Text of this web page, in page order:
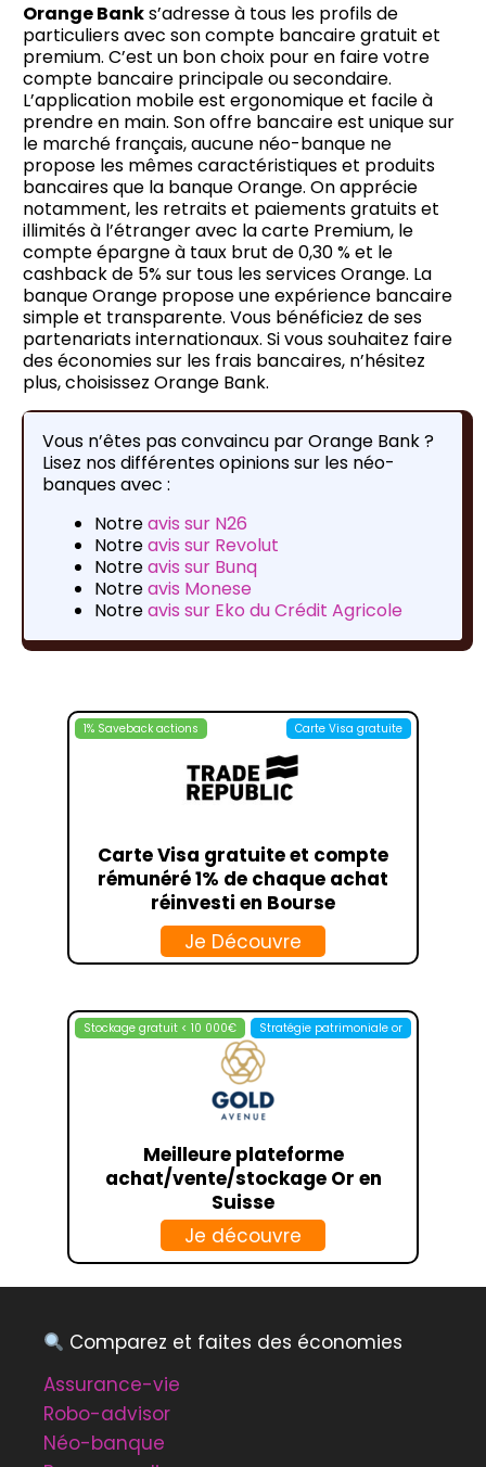
Orange Banks’adresse à tous les profils de
particuliers avec son compte bancaire gratuit et
premium. C’est un bon choix pour en faire votre
compte bancaire principale ou secondaire.
L’application mobile est ergonomique et facile à
prendre en main. Son offre bancaire est unique sur
le marché français, aucune néo-banque ne
propose les mêmes caractéristiques et produits
bancaires que la banque Orange. On apprécie
notamment, les retraits et paiements gratuits et
illimités à l’étranger avec la carte Premium, le
compte épargne à taux brut de 0,30 % et le
cashback de 5% sur tous les services Orange. La
banque Orange propose une expérience bancaire
simple et transparente. Vous bénéficiez de ses
partenariats internationaux. Si vous souhaitez faire
des économies sur les frais bancaires, n’hésitez
plus, choisissez Orange Bank.
Vous n’êtes pas convaincu par Orange Bank ?
Lisez nos différentes opinions sur les néo-
banques avec :
Notreavis sur N26
Notreavis sur Revolut
Notreavis sur Bunq
Notreavis Monese
Notreavis sur Eko du Crédit Agricole
1% Saveback actions Carte Visa gratuite
Carte Visa gratuite et compte
rémunéré 1% de chaque achat
réinvesti en Bourse
Je Découvre
Stockage gratuit < 10 000€ Stratégie patrimoniale or
Meilleure plateforme
achat/vente/stockage Or en
Suisse
Je découvre
Comparez et faites des économies
Assurance-vie
Robo-advisor
Néo-banque